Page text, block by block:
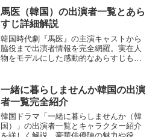
しています。あなたはこのドラマの魅力
的なキャスト陣をどれだけ知っています
か？
馬医（韓国）の出演者一覧とあら
すじ詳細解説
韓国時代劇『馬医』の主演キャストから
脇役まで出演者情報を完全網羅。実在人
物をモデルにした感動的なあらすじも詳
一緒に暮らしませんか韓国の出演
者一覧完全紹介
韓国ドラマ「一緒に暮らしませんか（韓
国）」の出演者一覧とキャラクター紹介